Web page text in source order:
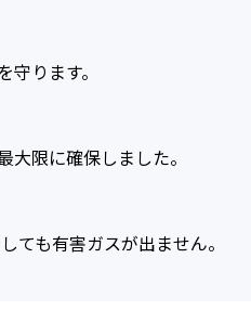
ります。
限に確保しました。
ても有害ガスが出ません。